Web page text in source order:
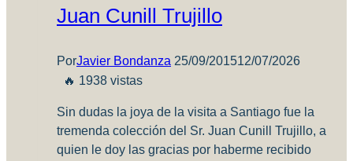
Juan Cunill Trujillo
PorJavier Bondanza 25/09/201512/07/2026
🔥 1938 vistas
Sin dudas la joya de la visita a Santiago fue la
tremenda colección del Sr. Juan Cunill Trujillo, a
quien le doy las gracias por haberme recibido